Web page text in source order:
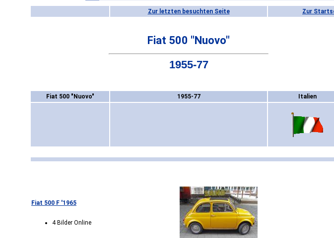
Zur letzten besuchten Seite Zur
Fiat 500 "Nuovo"
1955-77
Fiat 500 "Nuovo" 1955-77 Italien
Fiat 500 F '1965
4 Bilder Online